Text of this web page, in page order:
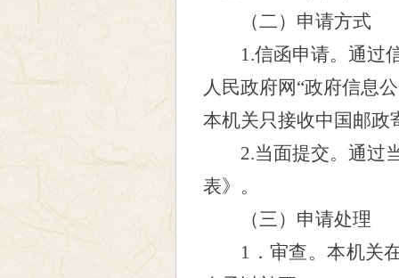
（二） 申请方式
1.信函申请。通过
人民政府网“政府信息
本机关只接收中国邮政
2.当面提交。通过
表》。
（三）申请处理
1 ．审查。本机关